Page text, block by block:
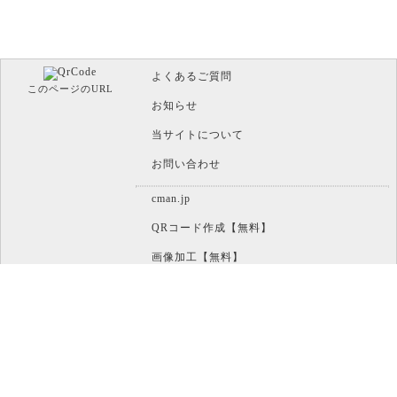
このページのURL
よくあるご質問
お知らせ
当サイトについて
お問い合わせ
cman.jp
QRコード作成【無料】
画像加工【無料】